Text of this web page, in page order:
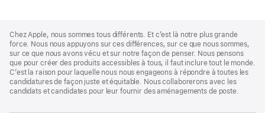
Footer
Chez Apple, nous sommes tous différents. Et c’est là notre plus grande
force. Nous nous appuyons sur ces différences, sur ce que nous sommes,
sur ce que nous avons vécu et sur notre façon de penser. Nous pensons
que pour créer des produits accessibles à tous, il faut inclure tout le monde.
C’est la raison pour laquelle nous nous engageons à répondre à toutes les
candidatures de façon juste et équitable. Nous collaborerons avec les
candidats et candidates pour leur fournir des aménagements de poste.